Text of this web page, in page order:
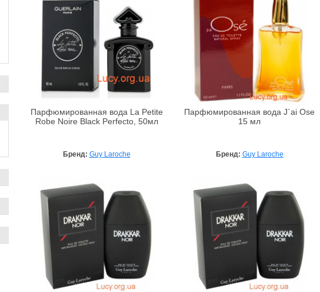
Парфюмированная вода La Petite
Robe Noire Black Perfecto, 50мл
Бренд: Guy Laroche
Парфюмированная вода J`ai Ose
15 мл
Бренд: Guy Laroche